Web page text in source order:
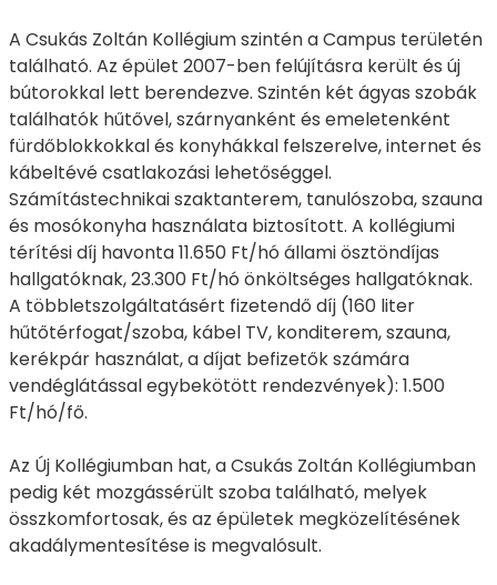
A Csukás Zoltán Kollégium szintén a Campus területén
található. Az épület 2007-ben felújításra került és új
bútorokkal lett berendezve. Szintén két ágyas szobák
találhatók hűtővel, szárnyanként és emeletenként
fürdőblokkokkal és konyhákkal felszerelve, internet és
kábeltévé csatlakozási lehetőséggel.
Számítástechnikai szaktanterem, tanulószoba, szauna
és mosókonyha használata biztosított. A kollégiumi
térítési díj havonta 11.650 Ft/hó állami ösztöndíjas
hallgatóknak, 23.300 Ft/hó önköltséges hallgatóknak.
A többletszolgáltatásért fizetendő díj (160 liter
hűtőtérfogat/szoba, kábel TV, konditerem, szauna,
kerékpár használat, a díjat befizetők számára
vendéglátással egybekötött rendezvények): 1.500
Ft/hó/fő.
Az Új Kollégiumban hat, a Csukás Zoltán Kollégiumban
pedig két mozgássérült szoba található, melyek
összkomfortosak, és az épületek megközelítésének
akadálymentesítése is megvalósult.